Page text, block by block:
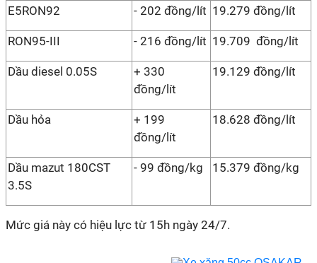
E5RON92 - 202 đồng/lít 19.279 đồng/lít
RON95-III - 216 đồng/lít 19.709 đồng/lít
Dầu diesel 0.05S
+ 330
đồng/lít
19.129 đồng/lít
Dầu hỏa
+ 199
đồng/lít
18.628 đồng/lít
Dầu mazut 180CST
3.5S
- 99 đồng/kg 15.379 đồng/kg
Mức giá này có hiệu lực từ 15h ngày 24/7.